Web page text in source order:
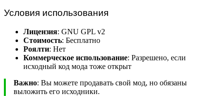
Условия использования
Лицензия: GNU GPL v2
Стоимость: Бесплатно
Роялти: Нет
Коммерческое использование: Разрешено, если
исходный код мода тоже открыт
Важно: Вы можете продавать свой мод, но обязаны
выложить его исходники.